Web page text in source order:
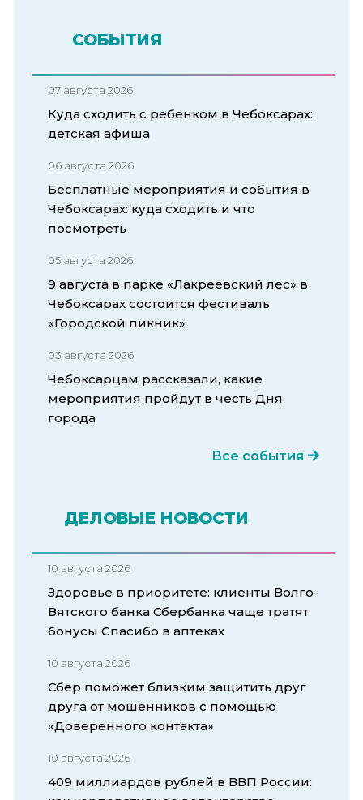
СОБЫТИЯ
07 августа 2026
Куда сходить с ребенком в Чебоксарах:
детская афиша
06 августа 2026
Бесплатные мероприятия и события в
Чебоксарах: куда сходить и что
посмотреть
05 августа 2026
9 августа в парке «Лакреевский лес» в
Чебоксарах состоится фестиваль
«Городской пикник»
03 августа 2026
Чебоксарцам рассказали, какие
мероприятия пройдут в честь Дня
города
Все события
ДЕЛОВЫЕ НОВОСТИ
10 августа 2026
Здоровье в приоритете: клиенты Волго-
Вятского банка Сбербанка чаще тратят
бонусы Спасибо в аптеках
10 августа 2026
Сбер поможет близким защитить друг
друга от мошенников с помощью
«Доверенного контакта»
10 августа 2026
409 миллиардов рублей в ВВП России: